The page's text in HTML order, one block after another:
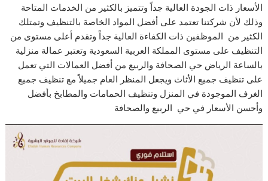
الأسعار ذات الجودة العالية جداً وتتميز بالكثير من الخدمات المتاحة
وذلك لأن شركتنا تعتمد على أفضل المواد الخاصة بالتنظيف وتمتلك
الكثير من الموظفين ذات الكفاءة العالية جداً وتقدم أعلى مستوى من
التنظيف على مستوى المملكة العربية السعودية وتعتبر عمالة منزلية
بالساعة الرياض حي الصحافة والربيع من أفضل العمالات التي تعمل
على تنظيف جميع الأثاث ويجعل المنظر العام جميلاً مع تنظيف جميع
الغرف الموجودة في المنزل وتنظيف الحمامات والمطابخ بأفضل
وأحسن الأسعار في حي الربيع والصحافة